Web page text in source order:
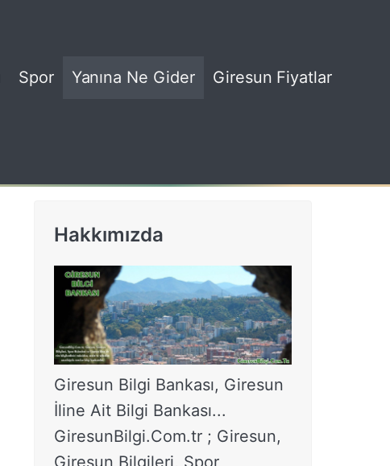
Spor Yanına Ne Gider Giresun Fiyatlar
Hakkımızda
Giresun Bilgi Bankası, Giresun
İline Ait Bilgi Bankası...
GiresunBilgi.Com.tr ; Giresun,
Giresun Bilgileri, Spor